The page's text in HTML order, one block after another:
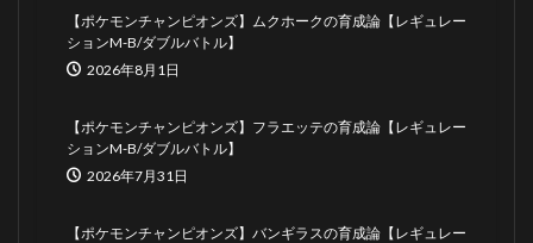
【ポケモンチャンピオンズ】ムクホークの育成論【レギュレー
ションM-B/ダブルバトル】
2026年8月1日
【ポケモンチャンピオンズ】フラエッテの育成論【レギュレー
ションM-B/ダブルバトル】
2026年7月31日
【ポケモンチャンピオンズ】バンギラスの育成論【レギュレー